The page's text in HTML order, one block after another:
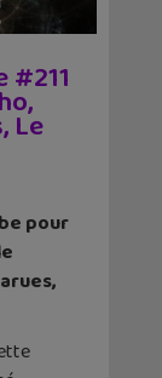
#211
Le
pour